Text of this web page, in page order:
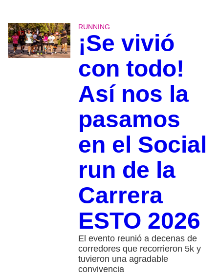
RUNNING
¡Se vivió
con todo!
Así nos la
pasamos
en el Social
run de la
Carrera
ESTO 2026
El evento reunió a decenas de
corredores que recorrieron 5k y
tuvieron una agradable
convivencia